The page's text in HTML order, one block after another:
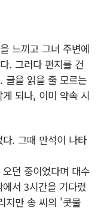
느끼고 그녀 주변에
. 그러다 편지를 건
글을 읽을 줄 모르는
되나, 이미 약속 시
. 그때 만석이 나타
던 중이었다며 대수
서 3시간을 기다렸
지만 송 씨의 '콧물